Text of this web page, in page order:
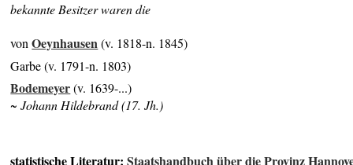
bekannte Besitzer waren die
vonOeynhausen(v. 1818-n. 1845)
Garbe (v. 1791-n. 1803)
Bodemeyer(v. 1639-...)
~ Johann Hildebrand (17. Jh.)
statistische Literatur:Staatshandbuch über die Provinz